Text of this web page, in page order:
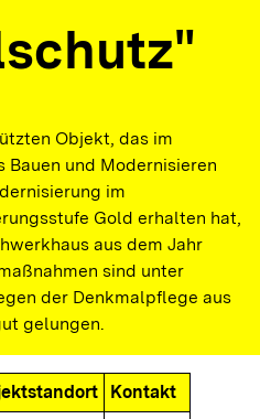
Objekt, das im
Bauen und Modernisieren
im
Gold erhalten hat,
aus dem Jahr
sind unter
der Denkmalpflege aus
gelungen.
Kontakt